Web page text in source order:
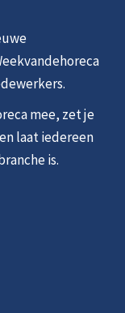
mee, zet je
laat iedereen
is.